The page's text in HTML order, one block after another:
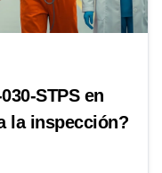
STPS en
la inspección?